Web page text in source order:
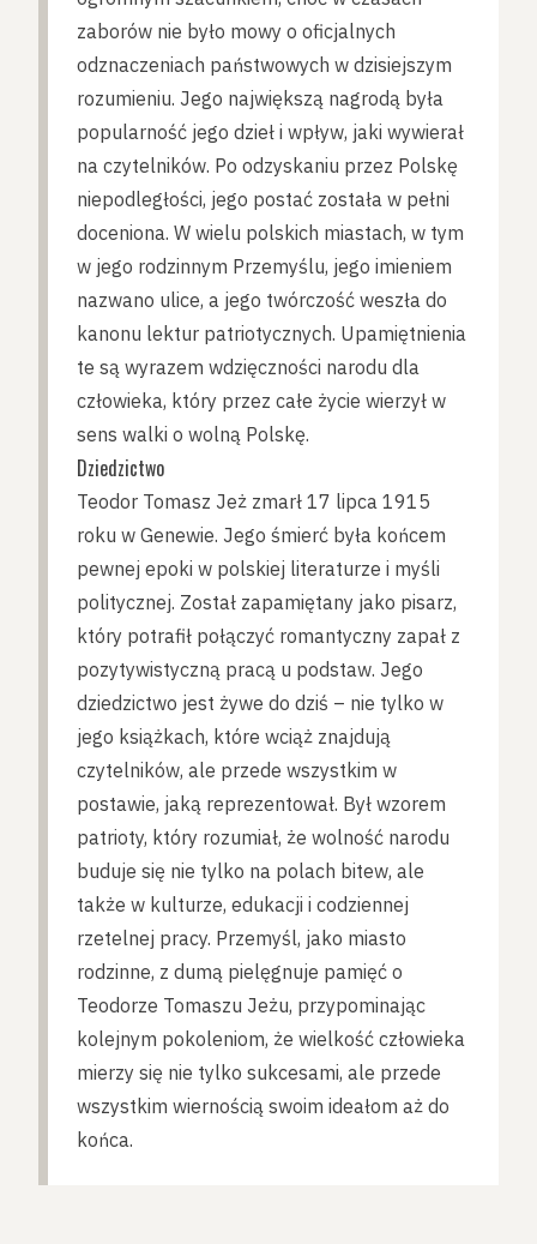
zaborów nie było mowy o oficjalnych
odznaczeniach państwowych w dzisiejszym
rozumieniu. Jego największą nagrodą była
popularność jego dzieł i wpływ, jaki wywierał
na czytelników. Po odzyskaniu przez Polskę
niepodległości, jego postać została w pełni
doceniona. W wielu polskich miastach, w tym
w jego rodzinnym Przemyślu, jego imieniem
nazwano ulice, a jego twórczość weszła do
kanonu lektur patriotycznych. Upamiętnienia
te są wyrazem wdzięczności narodu dla
człowieka, który przez całe życie wierzył w
sens walki o wolną Polskę.
Dziedzictwo
Teodor Tomasz Jeż zmarł 17 lipca 1915
roku w Genewie. Jego śmierć była końcem
pewnej epoki w polskiej literaturze i myśli
politycznej. Został zapamiętany jako pisarz,
który potrafił połączyć romantyczny zapał z
pozytywistyczną pracą u podstaw. Jego
dziedzictwo jest żywe do dziś – nie tylko w
jego książkach, które wciąż znajdują
czytelników, ale przede wszystkim w
postawie, jaką reprezentował. Był wzorem
patrioty, który rozumiał, że wolność narodu
buduje się nie tylko na polach bitew, ale
także w kulturze, edukacji i codziennej
rzetelnej pracy. Przemyśl, jako miasto
rodzinne, z dumą pielęgnuje pamięć o
Teodorze Tomaszu Jeżu, przypominając
kolejnym pokoleniom, że wielkość człowieka
mierzy się nie tylko sukcesami, ale przede
wszystkim wiernością swoim ideałom aż do
końca.